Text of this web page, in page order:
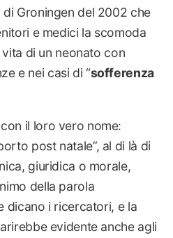
Groningen del 2002 che
e medici la scomoda
di un neonato con
e nei casi di “sofferenza
il loro vero nome:
post natale”, al di là di
giuridica o morale,
della parola
dicano i ricercatori, e la
evidente anche agli